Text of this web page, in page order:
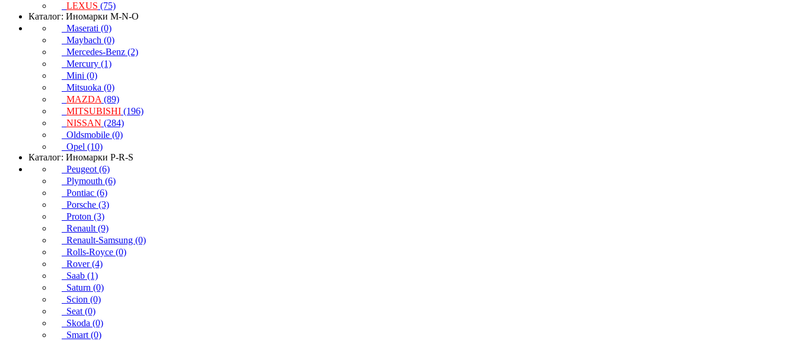
LEXUS (75)
Каталог: Иномарки M-N-O
Maserati (0)
Maybach (0)
Mercedes-Benz (2)
Mercury (1)
Mini (0)
Mitsuoka (0)
MAZDA (89)
MITSUBISHI (196)
NISSAN (284)
Oldsmobile (0)
Opel (10)
Каталог: Иномарки P-R-S
Peugeot (6)
Plymouth (6)
Pontiac (6)
Porsche (3)
Proton (3)
Renault (9)
Renault-Samsung (0)
Rolls-Royce (0)
Rover (4)
Saab (1)
Saturn (0)
Scion (0)
Seat (0)
Skoda (0)
Smart (0)